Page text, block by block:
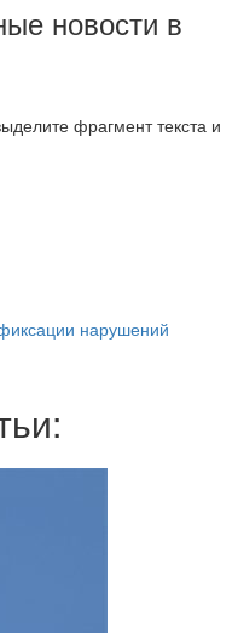
новости в
фрагмент текста и
нарушений